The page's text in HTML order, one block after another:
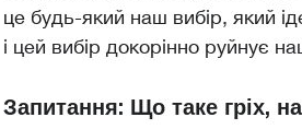
це будь-який наш вибір, який
і цей вибір докорінно руйнує
Запитання: Що таке гріх,